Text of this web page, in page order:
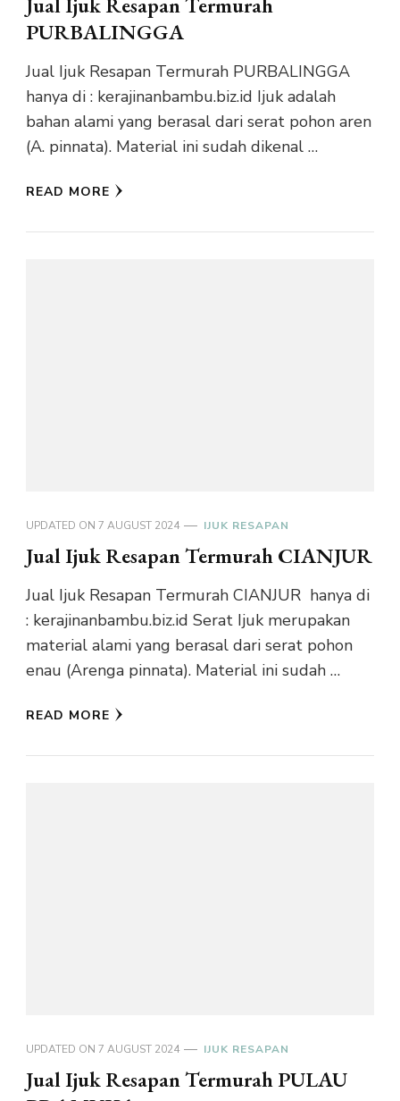
PURBALINGGA
Jual Ijuk Resapan Termurah PURBALINGGA
hanya di : kerajinanbambu.biz.id Ijuk adalah
bahan alami yang berasal dari serat pohon aren
(A. pinnata). Material ini sudah dikenal …
READ MORE
UPDATED ON 7 AUGUST 2024 IJUK RESAPAN
Jual Ijuk Resapan Termurah CIANJUR
Jual Ijuk Resapan Termurah CIANJUR hanya di
: kerajinanbambu.biz.id Serat Ijuk merupakan
material alami yang berasal dari serat pohon
enau (Arenga pinnata). Material ini sudah …
READ MORE
UPDATED ON 7 AUGUST 2024 IJUK RESAPAN
Jual Ijuk Resapan Termurah PULAU